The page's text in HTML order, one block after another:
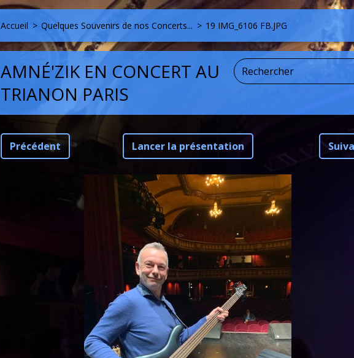
Accueil > Quelques Souvenirs de nos Concerts... > 19 IMG_6106 FB.JPG
AMNÉ'ZIK EN CONCERT AU
TRIANON PARIS
Précédent Lancer la présentation